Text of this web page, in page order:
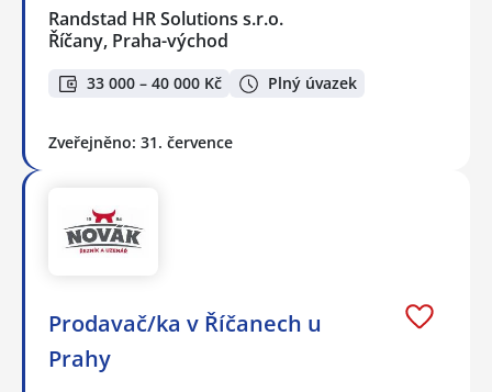
Randstad HR Solutions s.r.o.
Říčany, Praha-východ
33 000 – 40 000 Kč Plný úvazek
Zveřejněno: 31. července
Prodavač/ka v Říčanech u
Prahy